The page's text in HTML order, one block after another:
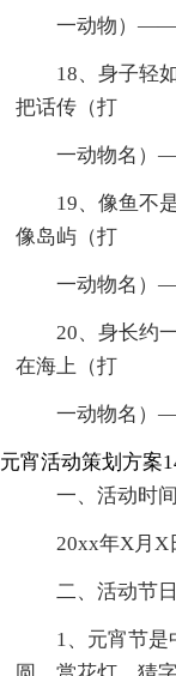
一动物）
18、身子轻
把话传（打
一动物名）
19、像鱼不
像岛屿（打
一动物名）
20、身长约
在海上（打
一动物名）
元宵活动策划方案
一、活动时间
20xx年X月X
二、活动节
1、元宵节是